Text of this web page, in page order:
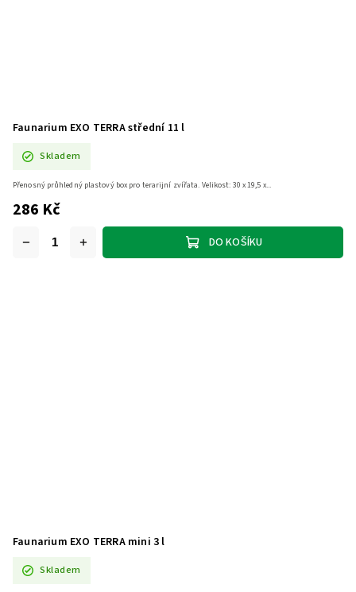
Faunarium EXO TERRA střední 11 l
Skladem
286 Kč
DO KOŠÍKU
Přenosný průhledný plastový box pro terarijní zvířata. Velikost: 30 x 19,5 x...
Faunarium EXO TERRA mini 3 l
Skladem